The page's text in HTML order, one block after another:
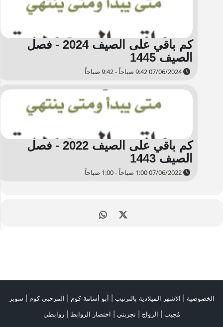
كم باقي على الصيف 2024 - فصل
الصيف 1445
07/06/2024 9:42 صباحاً - 9:42 صباحاً
كم باقي على الصيف 2022 - فصل
الصيف 1443
الخصوصية الاشهر الميلادية بالترتيب أبو أسامة كوم المرحبي كوم
سوبر
مُجيب
الزواج |تجربتي اختصار الروابط |روابطي